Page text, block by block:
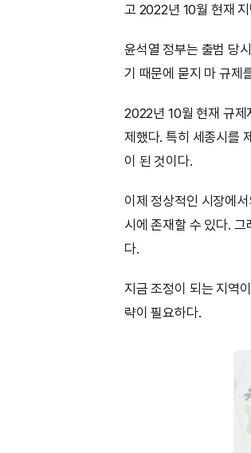
고 2022년 10월 현재
윤석열 정부는 출범 당
기 때문에 묻지 마 규제
2022년 10월 현재 규제
제했다. 특히 세종시를
이 된 것이다.
이제 정상적인 시장에
시에 존재할 수 있다.
다.
지금 조정이 되는 지역
략이 필요하다.